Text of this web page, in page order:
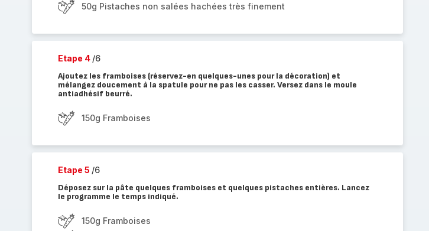
50g Pistaches non salées hachées très finement
Etape 4 /6
Ajoutez les framboises (réservez-en quelques-unes pour la décoration) et
mélangez doucement à la spatule pour ne pas les casser. Versez dans le moule
antiadhésif beurré.
150g Framboises
Etape 5 /6
Déposez sur la pâte quelques framboises et quelques pistaches entières. Lancez
le programme le temps indiqué.
150g Framboises